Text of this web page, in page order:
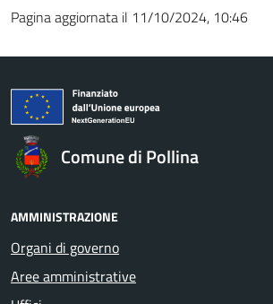
Pagina aggiornata il 11/10/2024, 10:46
Comune di Pollina
AMMINISTRAZIONE
Organi di governo
Aree amministrative